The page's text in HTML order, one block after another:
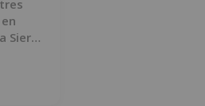
Sierra